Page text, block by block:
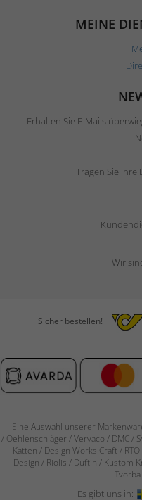
MEINE
Erhalten Sie E-Mails
Tragen Sie Ihre
Wir
Sicher bestellen!
Eine Auswahl unserer
/ Oehlenschläger / Vervaco / DMC /
Katten / Design Works Craft /
Design / Riolis / Duftin / Kustom
Es gibt uns in: